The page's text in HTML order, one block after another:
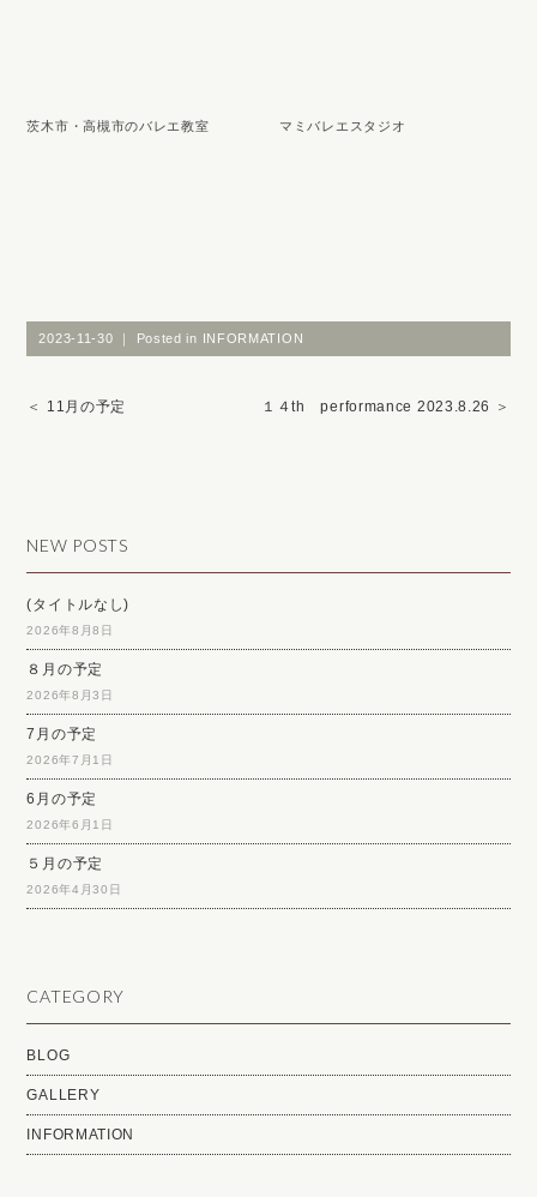
茨木市・高槻市のバレエ教室 マミバレエスタジオ
2023-11-30 ｜ Posted in INFORMATION
＜ 11月の予定 １４th performance 2023.8.26 ＞
NEW POSTS
(タイトルなし)
2026年8月8日
８月の予定
2026年8月3日
7月の予定
2026年7月1日
6月の予定
2026年6月1日
５月の予定
2026年4月30日
CATEGORY
BLOG
GALLERY
INFORMATION